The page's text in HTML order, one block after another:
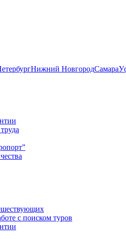
Нижний НовгородСамара
с поиском туров